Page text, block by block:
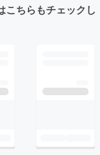
こちらもチェックし